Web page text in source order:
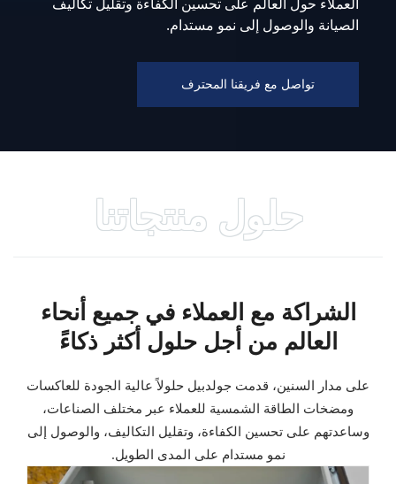
الصيانة والوصول إلى نمو مستدام.
تواصل مع فريقنا المحترف
حلول منتجاتنا
الشراكة مع العملاء في جميع أنحاء
العالم من أجل حلول أكثر ذكاءً
على مدار السنين، قدمت جولدبيل حلولاً عالية الجودة للعاكسات
ومضخات الطاقة الشمسية للعملاء عبر مختلف الصناعات،
وساعدتهم على تحسين الكفاءة، وتقليل التكاليف، والوصول إلى
نمو مستدام على المدى الطويل.